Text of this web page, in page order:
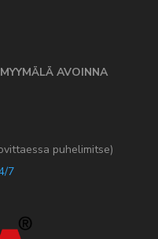
AVOINNA
puhelimitse)
7